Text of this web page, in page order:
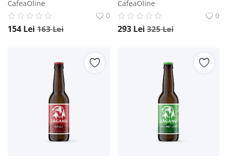
CafeaOline
0
154 Lei 163Lei
CafeaOline
0
293 Lei 325Lei